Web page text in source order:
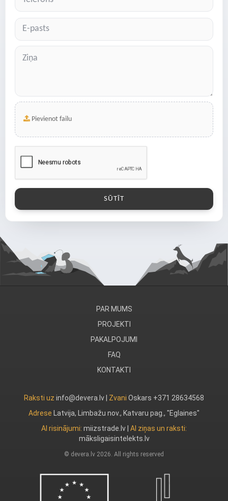
Pievienot failu
PAR MUMS
PROJEKTI
PAKALPOJUMI
FAQ
KONTAKTI
Raksti uz info@devera.lv | Zvani Oskars +371 28634568
Adrese
Latvija, Limbažu nov., Katvaru pag., "Eglaines"
AI risinājumi: miizstrade.lv AI ziņas un raksti:
māksligaisintelekts.lv
© devera.lv 2026. All rights reserved